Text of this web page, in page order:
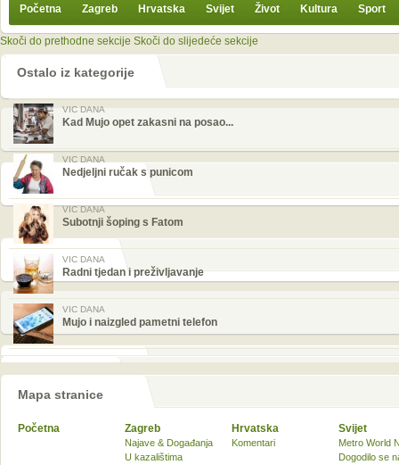
Početna Zagreb Hrvatska Svijet Život Kultura Sport
Skoči do prethodne sekcije Skoči do slijedeće sekcije
Ostalo iz kategorije
VIC DANA
Kad Mujo opet zakasni na posao...
VIC DANA
Nedjeljni ručak s punicom
VIC DANA
Subotnji šoping s Fatom
VIC DANA
Radni tjedan i preživljavanje
VIC DANA
Mujo i naizgled pametni telefon
Mapa stranice
Početna Zagreb
Najave & Događanja
U kazalištima
Hrvatska
Komentari
Svijet
Metro World
Dogodilo se